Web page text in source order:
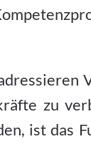
zu
ist das